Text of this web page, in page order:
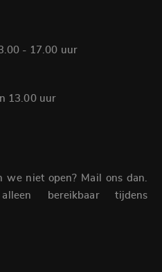
- 17.00 uur
13.00 uur
we niet open? Mail ons dan.
bereikbaar tijdens